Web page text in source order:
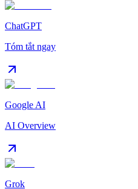
ChatGPT
Tóm tắt ngay
Google AI
AI Overview
Grok